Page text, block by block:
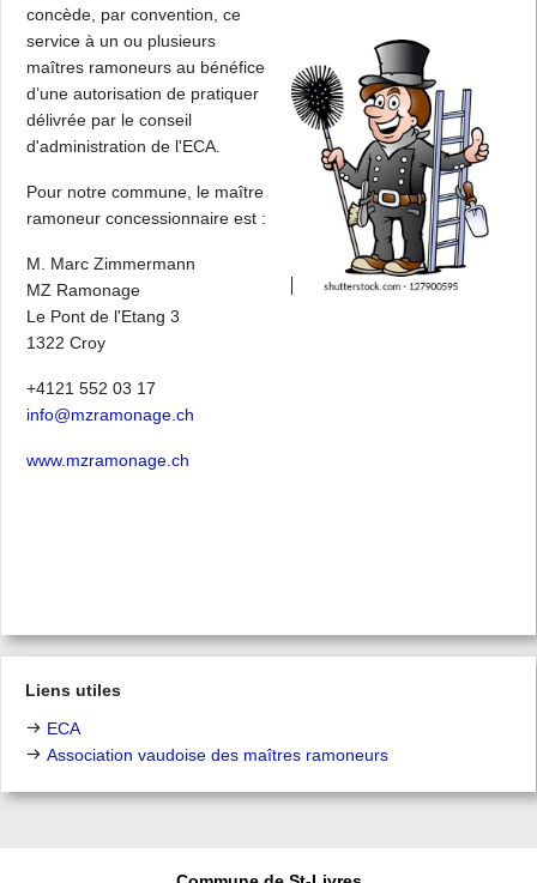
concède, par convention, ce
service à un ou plusieurs
maîtres ramoneurs au bénéfice
d’une autorisation de pratiquer
délivrée par le conseil
d'administration de l'ECA.
Pour notre commune, le maître
ramoneur concessionnaire est :
M. Marc Zimmermann
MZ Ramonage
Le Pont de l'Etang 3
1322 Croy
+4121 552 03 17
info@mzramonage.ch
www.mzramonage.ch
Liens utiles
ECA
Association vaudoise des maîtres ramoneurs